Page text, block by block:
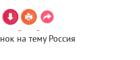
на тему Россия